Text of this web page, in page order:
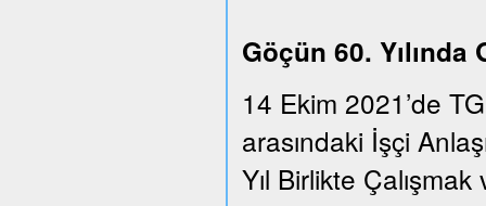
Göçün 60.
14 Ekim 2021’de
arasındaki İşçi
Yıl Birlikte